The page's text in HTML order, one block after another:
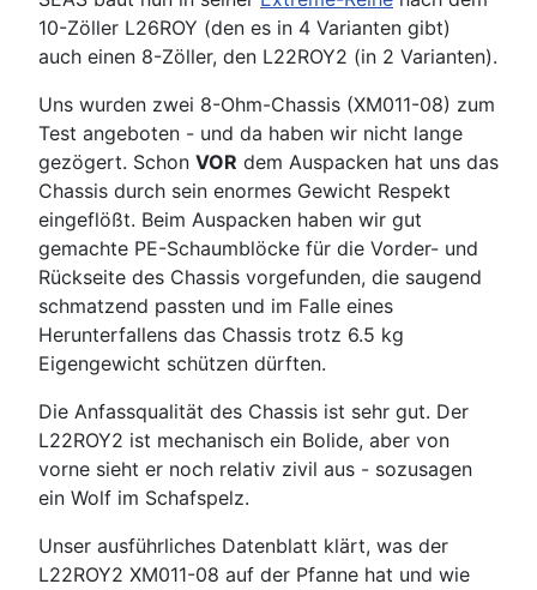
10-Zöller L26ROY (den es in 4 Varianten gibt)
auch einen 8-Zöller, den L22ROY2 (in 2 Varianten).
Uns wurden zwei 8-Ohm-Chassis (XM011-08) zum
Test angeboten - und da haben wir nicht lange
gezögert. Schon VOR dem Auspacken hat uns das
Chassis durch sein enormes Gewicht Respekt
eingeflößt. Beim Auspacken haben wir gut
gemachte PE-Schaumblöcke für die Vorder- und
Rückseite des Chassis vorgefunden, die saugend
schmatzend passten und im Falle eines
Herunterfallens das Chassis trotz 6.5 kg
Eigengewicht schützen dürften.
Die Anfassqualität des Chassis ist sehr gut. Der
L22ROY2 ist mechanisch ein Bolide, aber von
vorne sieht er noch relativ zivil aus - sozusagen
ein Wolf im Schafspelz.
Unser ausführliches Datenblatt klärt, was der
L22ROY2 XM011-08 auf der Pfanne hat und wie